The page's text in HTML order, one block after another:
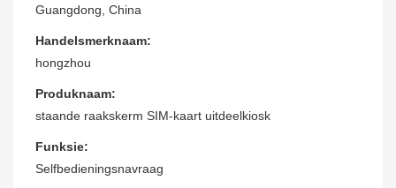
Guangdong, China
Handelsmerknaam:
hongzhou
Produknaam:
staande raakskerm SIM-kaart uitdeelkiosk
Funksie:
Selfbedieningsnavraag